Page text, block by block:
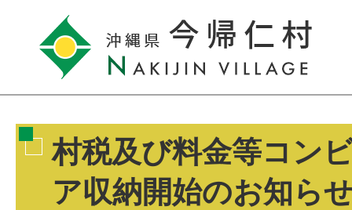
村税及び料金等コン
ア収納開始のお知ら